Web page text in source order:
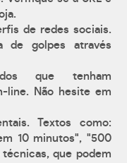
de redes sociais.
de golpes através
que tenham
line. Não hesite em
Textos como:
10 minutos", "500
que podem